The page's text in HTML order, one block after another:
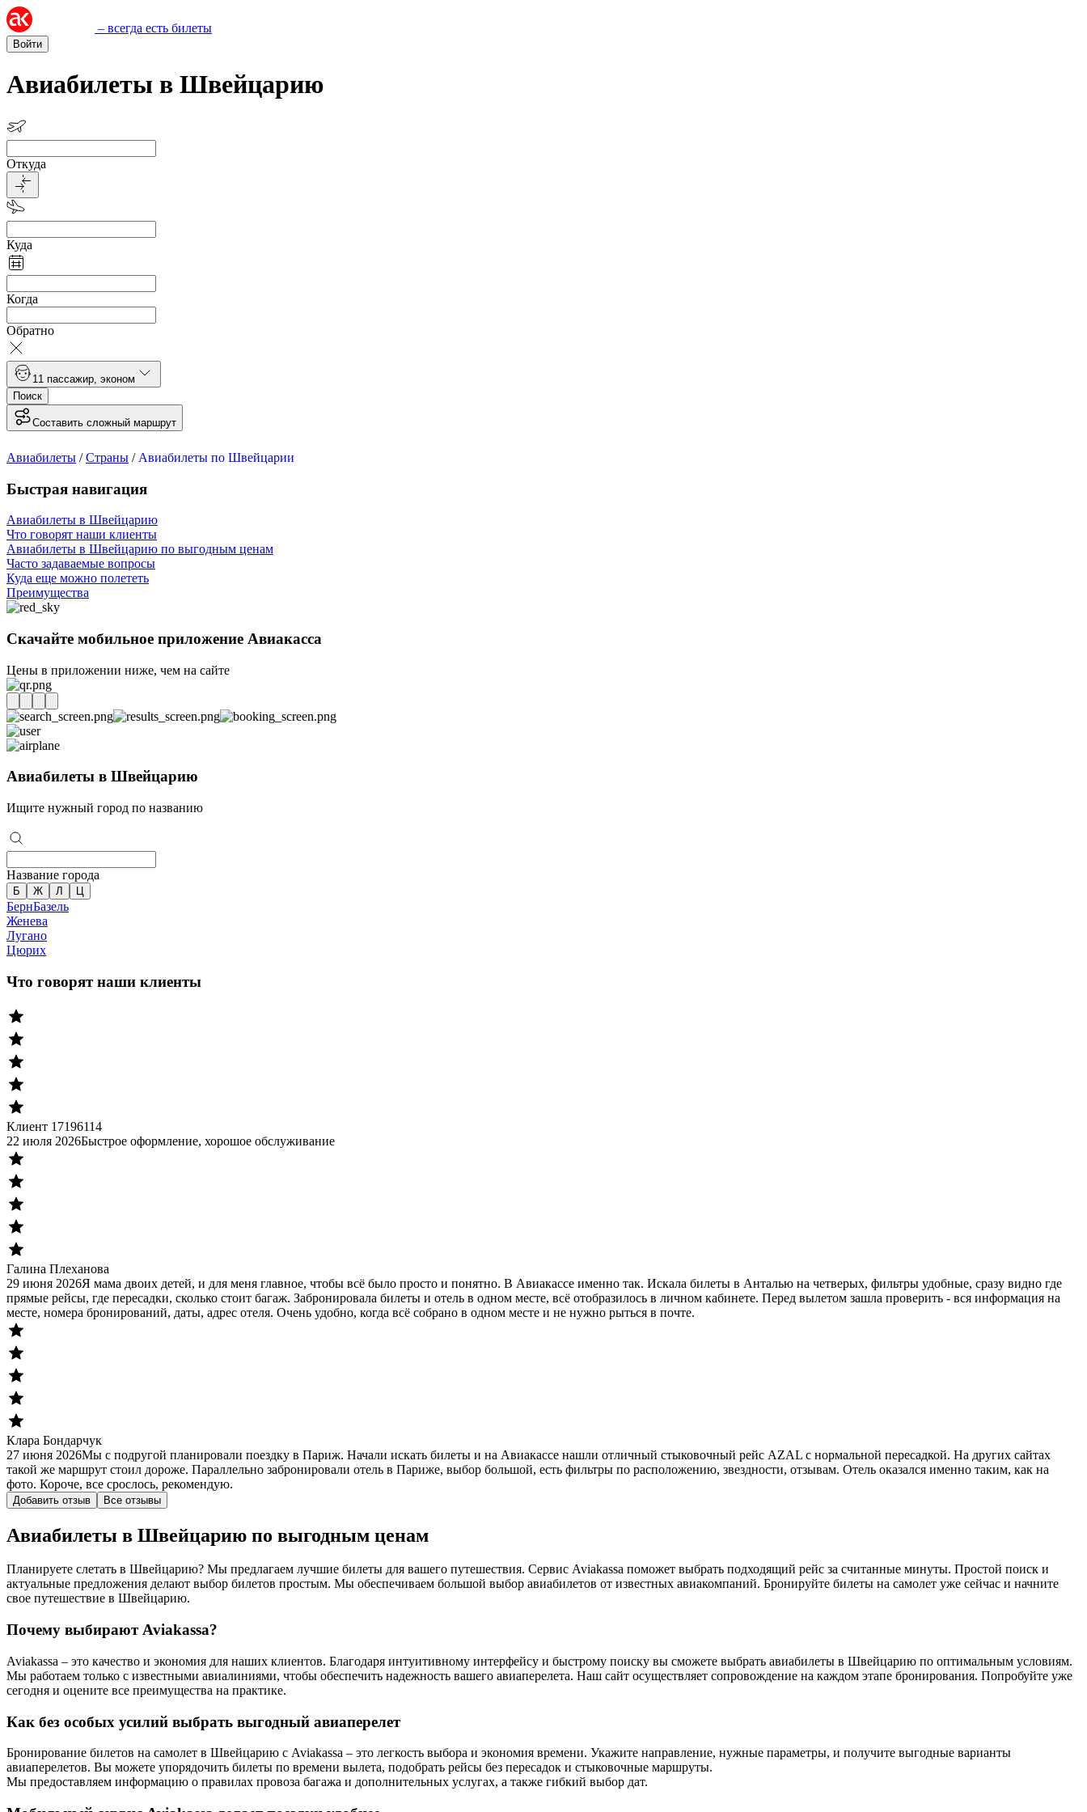
– всегда есть билеты
Войти
Авиабилеты в Швейцарию
Откуда
Куда
Когда
Обратно
1 1 пассажир эконом
Поиск
Составить сложный маршрут
Авиабилеты /Страны / Авиабилеты по Швейцарии
Быстрая навигация
Авиабилеты в Швейцарию
Что говорят наши клиенты
Авиабилеты в Швейцарию по выгодным ценам
Часто задаваемые вопросы
Куда еще можно полететь
Преимущества
Скачайте мобильное приложение Авиакасса
Цены в приложении ниже, чем на сайте
Авиабилеты в Швейцарию
Ищите нужный город по названию
Название города
Б Ж Л Ц
БернБазель
Женева
Лугано
Цюрих
Что говорят наши клиенты
Клиент 17196114
22 июля 2026Быстрое оформление, хорошое обслуживание
Галина Плеханова
29 июня 2026Я мама двоих детей, и для меня главное, чтобы всё было просто и понятно. В Авиакассе именно так. Искала билеты в Анталью на четверых, фильтры удобные, сразу видно где
прямые рейсы, где пересадки, сколько стоит багаж. Забронировала билеты и отель в одном месте, всё отобразилось в личном кабинете. Перед вылетом зашла проверить - вся информация на
месте, номера бронирований, даты, адрес отеля. Очень удобно, когда всё собрано в одном месте и не нужно рыться в почте.
Клара Бондарчук
27 июня 2026Мы с подругой планировали поездку в Париж. Начали искать билеты и на Авиакассе нашли отличный стыковочный рейс AZAL с нормальной пересадкой. На других сайтах
такой же маршрут стоил дороже. Параллельно забронировали отель в Париже, выбор большой, есть фильтры по расположению, звездности, отзывам. Отель оказался именно таким, как на
фото. Короче, все срослось, рекомендую.
Добавить отзыв Все отзывы
Авиабилеты в Швейцарию по выгодным ценам
Планируете слетать в Швейцарию? Мы предлагаем лучшие билеты для вашего путешествия. Сервис Aviakassa поможет выбрать подходящий рейс за считанные минуты. Простой поиск и
актуальные предложения делают выбор билетов простым. Мы обеспечиваем большой выбор авиабилетов от известных авиакомпаний. Бронируйте билеты на самолет уже сейчас и начните
свое путешествие в Швейцарию.
Почему выбирают Aviakassa?
Aviakassa – это качество и экономия для наших клиентов. Благодаря интуитивному интерфейсу и быстрому поиску вы сможете выбрать авиабилеты в Швейцарию по оптимальным условиям.
Мы работаем только с известными авиалиниями, чтобы обеспечить надежность вашего авиаперелета. Наш сайт осуществляет сопровождение на каждом этапе бронирования. Попробуйте уже
сегодня и оцените все преимущества на практике.
Как без особых усилий выбрать выгодный авиаперелет
Бронирование билетов на самолет в Швейцарию с Aviakassa – это легкость выбора и экономия времени. Укажите направление, нужные параметры, и получите выгодные варианты
авиаперелетов. Вы можете упорядочить билеты по времени вылета, подобрать рейсы без пересадок и стыковочные маршруты.
Мы предоставляем информацию о правилах провоза багажа и дополнительных услугах, а также гибкий выбор дат.